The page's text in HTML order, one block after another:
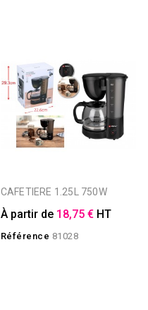
CAFETIERE 1.25L 750W
À partir de 18,75 € HT
Référence 81028